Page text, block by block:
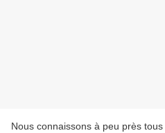
Nous connaissons à peu près tous